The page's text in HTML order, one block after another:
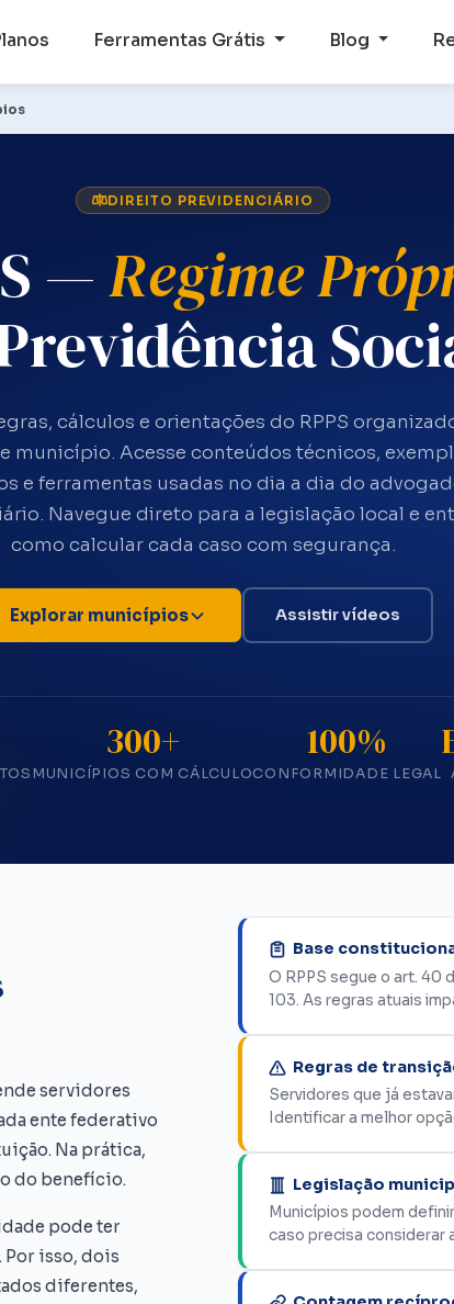
Ferramentas Grátis Blog
DIREITO PREVIDENCIÁRIO
—Regime
cálculos e orientações do RPPS
município. Acesse conteúdos técnicos,
e ferramentas usadas no dia a dia do
Navegue direto para a legislação local e
como calcular cada caso com segurança.
Explorar municípios Assistir vídeos
300+
MUNICÍPIOS COM CÁLCULO
100%
CONFORMIDADE LEGAL
servidores
ente federativo
Na prática,
do benefício.
pode ter
isso, dois
diferentes,
Base
O RPPS segue o art. 40
103. As regras atuais
Regras de
Servidores que já
Identificar a melhor
Legislação
Municípios podem
caso precisa considerar